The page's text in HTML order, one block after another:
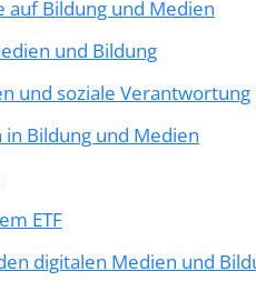
auf Bildung und Medien
und Bildung
und soziale Verantwortung
Bildung und Medien
ETF
digitalen Medien und